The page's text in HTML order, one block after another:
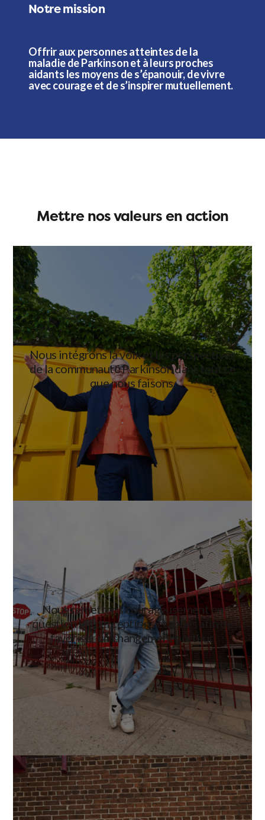
Notre mission
Offrir aux personnes atteintes de la
maladie de Parkinson et à leurs proches
aidants les moyens de s’épanouir, de vivre
avec courage et de s’inspirer mutuellement.
Mettre nos valeurs en action
Nous intégrons la voix et les perspectives
de la communauté Parkinson dans tout ce
que nous faisons.
Nous remettons courageusement en
question les perceptions établies afin de
favoriser un changement porteur.